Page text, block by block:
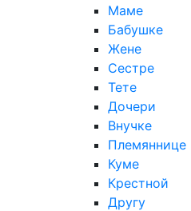
Маме
Бабушке
Жене
Сестре
Тете
Дочери
Внучке
Племяннице
Куме
Крестной
Другу